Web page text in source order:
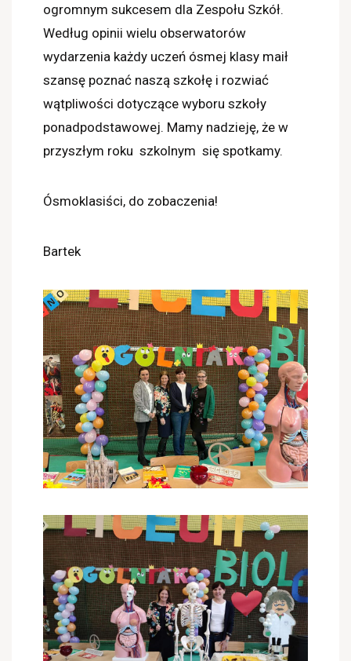
ogromnym sukcesem dla Zespołu Szkół.
Według opinii wielu obserwatorów
wydarzenia każdy uczeń ósmej klasy maił
szansę poznać naszą szkołę i rozwiać
wątpliwości dotyczące wyboru szkoły
ponadpodstawowej. Mamy nadzieję, że w
przyszłym roku szkolnym się spotkamy.
Ósmoklasiści, do zobaczenia!
Bartek